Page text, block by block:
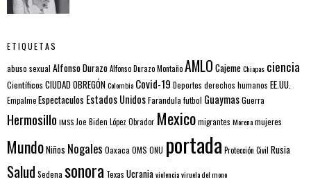
ETIQUETAS
abuso sexual Alfonso DurazoAlfonso Durazo MontañoAMLO CajemeChiapas ciencia
Científicos CIUDAD OBREGÓNColombia Covid-19 Deportes derechos humanos EE.UU.
EmpalmeEspectaculos Estados UnidosFarandulafutbol GuaymasGuerra
Hermosillo IMSSJoe Biden López Obrador Mexicomigrantes Morenamujeres
MundoNiños Nogales Oaxaca OMS ONU portada Protección Civil Rusia
Salud Sedena sonora Texas Ucraniaviolenciaviruela del mono